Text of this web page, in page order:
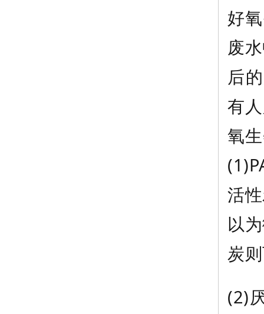
好
废
后
有
氧
活
以
炭
(2)